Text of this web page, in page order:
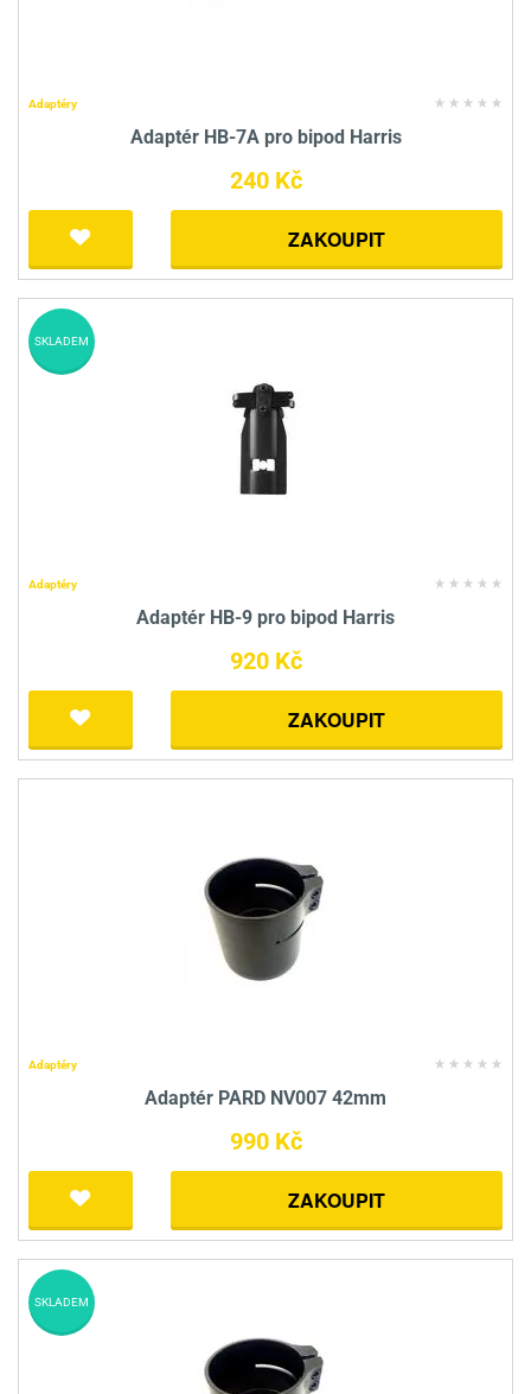
Adaptéry
Adaptér HB-7A pro bipod Harris
240 Kč
ZAKOUPIT
Adaptéry
Adaptér HB-9 pro bipod Harris
920 Kč
ZAKOUPIT
SKLADEM
Adaptéry
Adaptér PARD NV007 42mm
990 Kč
ZAKOUPIT
SKLADEM